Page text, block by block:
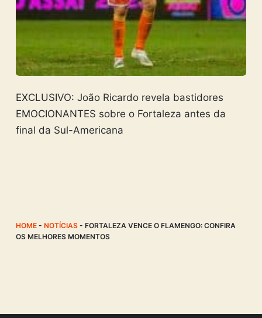
EXCLUSIVO: João Ricardo revela bastidores
EMOCIONANTES sobre o Fortaleza antes da
final da Sul-Americana
HOME- NOTÍCIAS- FORTALEZA VENCE O FLAMENGO: CONFIRA
OS MELHORES MOMENTOS